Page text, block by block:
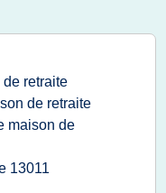
retraite
de retraite
maison de
13011